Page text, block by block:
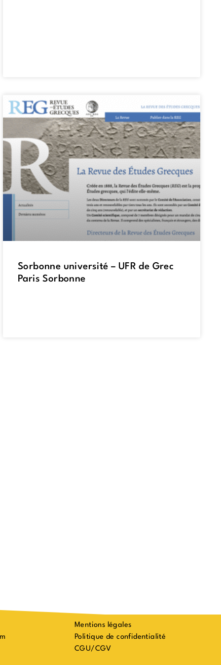
Sorbonne université – UFR de Grec
Paris Sorbonne
Mentions légales
Politique de confidentialité
CGU/CGV